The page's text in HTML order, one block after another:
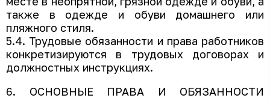
также в одежде и обуви домашнего или
пляжного стиля.
5.4. Трудовые обязанности и права работников
конкретизируются в трудовых договорах и
должностных инструкциях.
6. ОСНОВНЫЕ ПРАВА И ОБЯЗАННОСТИ